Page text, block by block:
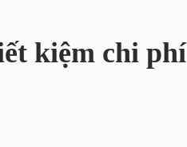
kiệm chi phí